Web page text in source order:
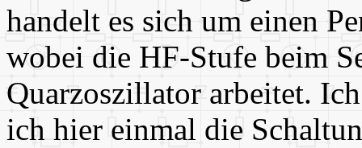
handelt es sich um einen
wobei die HF-Stufe beim
Quarzoszillator arbeitet.
ich hier einmal die